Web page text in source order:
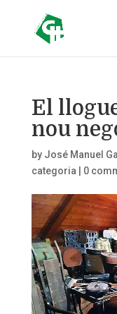
El
nou
by José Manuel
categoria
0